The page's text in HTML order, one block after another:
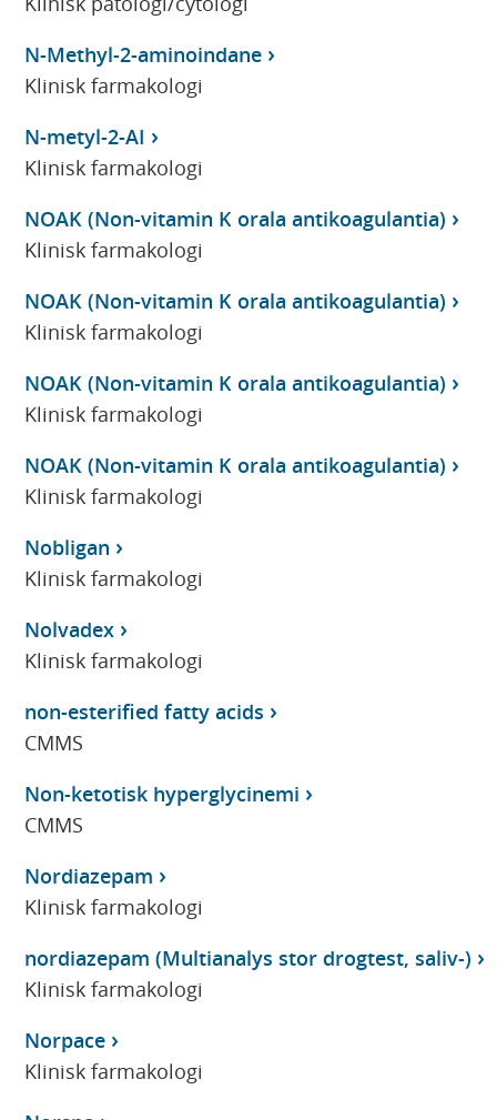
N-Methyl-2-aminoindane
Klinisk farmakologi
N-metyl-2-AI
Klinisk farmakologi
NOAK (Non-vitamin K orala antikoagulantia)
Klinisk farmakologi
NOAK (Non-vitamin K orala antikoagulantia)
Klinisk farmakologi
NOAK (Non-vitamin K orala antikoagulantia)
Klinisk farmakologi
NOAK (Non-vitamin K orala antikoagulantia)
Klinisk farmakologi
Nobligan
Klinisk farmakologi
Nolvadex
Klinisk farmakologi
non-esterified fatty acids
CMMS
Non-ketotisk hyperglycinemi
CMMS
Nordiazepam
Klinisk farmakologi
nordiazepam (Multianalys stor drogtest, saliv-)
Klinisk farmakologi
Norpace
Klinisk farmakologi